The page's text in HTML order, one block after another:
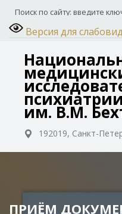
Версия для
им. В.М.
192019, Санкт-
ПРИЁМ